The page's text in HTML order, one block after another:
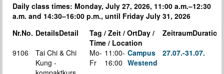
Daily class times: Monday, July 27, 2026, 11:00 a.m.–12:30
a.m. and 14:30–16:00 p.m., until Friday July 31, 2026
Nr.No. DetailsDetail Tag / Zeit / OrtDay /
Time / Location
ZeitraumDuration
9106
Tai Chi & Chi
Kung -
Mo-
Fr
11:00-
16:00
Campus
Westend
27.07.-31.07.